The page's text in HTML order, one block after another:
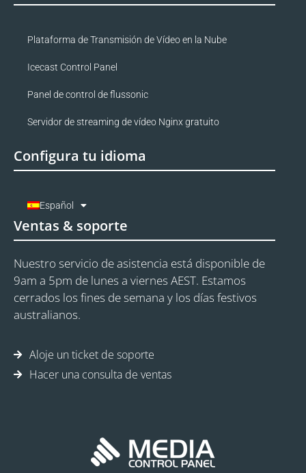
Plataforma de Transmisión de Vídeo en la Nube
Icecast Control Panel
Panel de control de flussonic
Servidor de streaming de vídeo Nginx gratuito
Configura tu idioma
Español
Ventas & soporte
Nuestro servicio de asistencia está disponible de
9am a 5pm de lunes a viernes AEST. Estamos
cerrados los fines de semana y los días festivos
australianos.
Aloje un ticket de soporte
Hacer una consulta de ventas